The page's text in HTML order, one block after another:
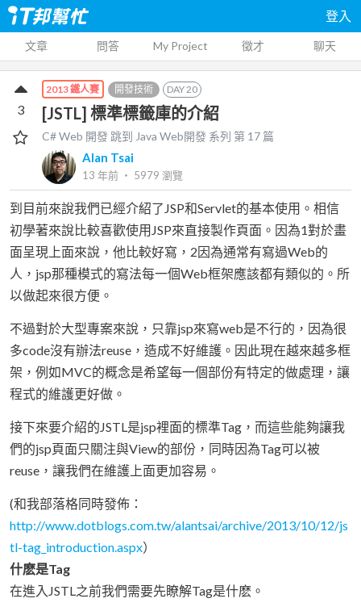
登入
文章 問答 My Project 徵才 聊天
2013 鐵人賽 開發技術 DAY20
[JSTL] 標準標籤庫的介紹
C# Web 開發 跳到 Java Web開發 系列 第 17 篇
Alan Tsai
13 年前 ‧ 5979 瀏覽
3
到目前來說我們已經介紹了JSP和Servlet的基本使用。相信
初學著來說比較喜歡使用JSP來直接製作頁面。因為1對於畫
面呈現上面來說，他比較好寫，2因為通常有寫過Web的
人，jsp那種模式的寫法每一個Web框架應該都有類似的。所
以做起來很方便。
不過對於大型專案來說，只靠jsp來寫web是不行的，因為很
多code沒有辦法reuse，造成不好維護。因此現在越來越多框
架，例如MVC的概念是希望每一個部份有特定的做處理，讓
程式的維護更好做。
接下來要介紹的JSTL是jsp裡面的標準Tag，而這些能夠讓我
們的jsp頁面只關注與View的部份，同時因為Tag可以被
reuse，讓我們在維護上面更加容易。
(和我部落格同時發佈：
http://www.dotblogs.com.tw/alantsai/archive/2013/10/12/js
tl-tag_introduction.aspx）
什麽是Tag
在進入JSTL之前我們需要先瞭解Tag是什麽。